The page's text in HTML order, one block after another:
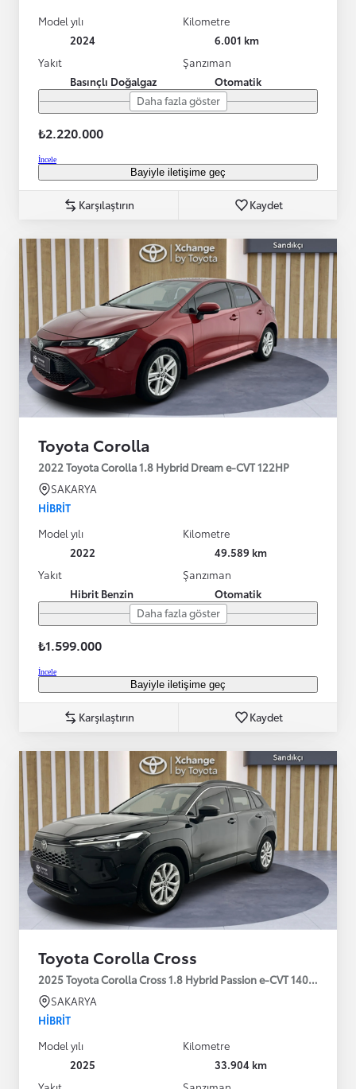
Model yılı
2024
Kilometre
6.001 km
Yakıt
Basınçlı Doğalgaz
Şanzıman
Otomatik
Daha fazla göster
₺2.220.000
İncele
Bayiyle iletişime geç
Karşılaştırın Kaydet
Toyota Corolla
2022 Toyota Corolla 1.8 Hybrid Dream e-CVT 122HP
SAKARYA
HIBRIT
Model yılı
2022
Kilometre
49.589 km
Yakıt
Hibrit Benzin
Şanzıman
Otomatik
Daha fazla göster
₺1.599.000
İncele
Bayiyle iletişime geç
Karşılaştırın Kaydet
Toyota Corolla Cross
2025 Toyota Corolla Cross 1.8 Hybrid Passion e-CVT 140HP
SAKARYA
HIBRIT
Model yılı
2025
Kilometre
33.904 km